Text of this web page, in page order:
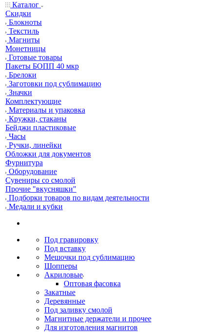
Каталог
Скидки
Блокноты
Текстиль
Магниты
Монетницы
Готовые товары
Пакеты БОПП 40 мкр
Брелоки
Заготовки под сублимацию
Значки
Комплектующие
Материалы и упаковка
Кружки, стаканы
Бейджи пластиковые
Часы
Ручки, линейки
Обложки для документов
Фурнитура
Оборудование
Сувениры со смолой
Прочие "вкусняшки"
Подборки товаров по видам деятельности
Медали и кубки
Под гравировку
Под вставку
Мешочки под сублимацию
Шопперы
Акриловые
Оптовая фасовка
Закатные
Деревянные
Под заливку смолой
Магнитные держатели и прочее
Для изготовления магнитов